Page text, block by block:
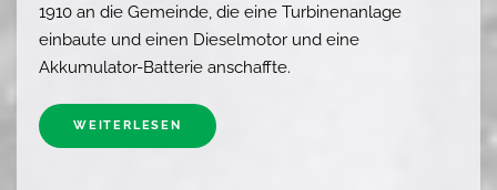
1910 an die Gemeinde, die eine Turbinenanlage
einbaute und einen Dieselmotor und eine
Akkumulator-Batterie anschaffte.
WEITERLESEN